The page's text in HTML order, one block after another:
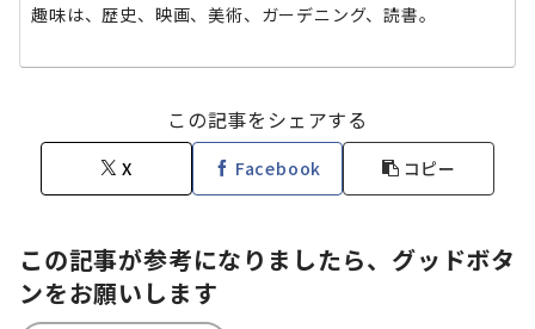
趣味は、歴史、映画、美術、ガーデニング、読書。
この記事をシェアする
X Facebook コピー
この記事が参考になりましたら、グッドボタ
ンをお願いします